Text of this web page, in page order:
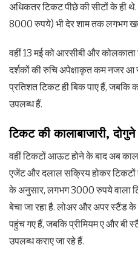
अधिकतर टिकट पीछे की सीटों के ही
8000 रुपये) भी देर शाम तक लगभग
वहीं 13 मई को आरसीबी और
दर्शकों की रुचि अपेक्षाकृत कम नजर
प्रतिशत टिकट ही बिक पाए हैं, जबकि
उपलब्ध हैं.
टिकट की कालाबाजारी, दोगुने
वहीं टिकटों आऊट होने के बाद अब
एजेंट और दलाल सक्रिय होकर टिकटों
के अनुसार, लगभग 3000 रुपये वाला
बेचा जा रहा है. लोअर और अपर
पहुंच गए हैं, जबकि प्रीमियम ए और
उपलब्ध कराए जा रहे हैं.